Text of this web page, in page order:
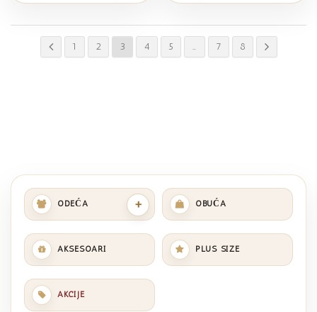
1 2 3 4 5 … 7 8
ODEĆA + OBUĆA
AKSESOARI PLUS SIZE
AKCIJE